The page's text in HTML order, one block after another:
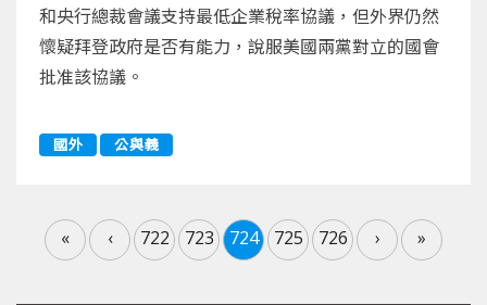
和央行總裁會議支持最低企業稅率協議，但外界仍然
懷疑拜登政府是否有能力，說服美國兩黨對立的國會
批准該協議。
國外 公與義
« ‹ 722 723 724 725 726 › »